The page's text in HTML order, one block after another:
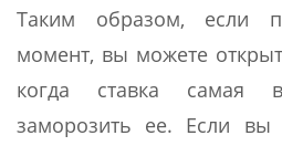
Таким образом, если
момент, вы можете
когда ставка самая
заморозить ее. Если вы